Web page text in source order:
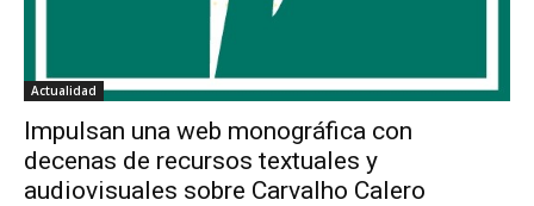
Actualidad
Impulsan una web monográfica con
decenas de recursos textuales y
audiovisuales sobre Carvalho Calero